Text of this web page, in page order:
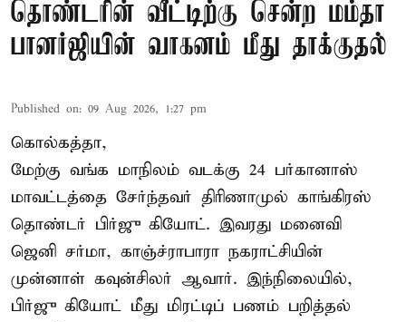
தொண்டரின் வீட்டிற்கு சென்ற மம்தா
பானர்ஜியின் வாகனம் மீது தாக்குதல்
Published on: 09 Aug 2026, 1:27 pm
கொல்கத்தா,
மேற்கு வங்க மாநிலம் வடக்கு 24 பர்கானாஸ்
மாவட்டத்தை சேர்ந்தவர் திரிணாமுல் காங்கிரஸ்
தொண்டர் பிர்ஜு கியோட். இவரது மனைவி
ஜெனி சர்மா, காஞ்ச்ராபாரா நகராட்சியின்
முன்னாள் கவுன்சிலர் ஆவார். இந்நிலையில்,
பிர்ஜு கியோட் மீது மிரட்டிப் பணம் பறித்தல்